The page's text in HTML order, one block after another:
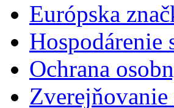
Európska
Hospodárenie
Ochrana